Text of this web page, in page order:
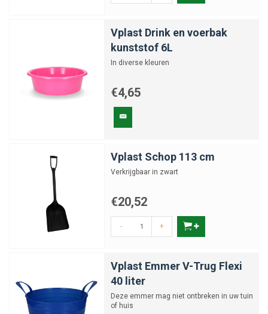
Vplast Drink en voerbak
kunststof 6L
In diverse kleuren
€4,65
Vplast Schop 113 cm
Verkrijgbaar in zwart
€20,52
- +
Vplast Emmer V-Trug Flexi
40 liter
Deze emmer mag niet ontbreken in uw tuin
of huis